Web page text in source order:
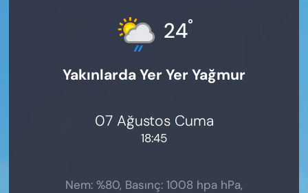
24°
Yakınlarda Yer Yer Yağmur
07 Ağustos Cuma
18:45
Nem: %80, Basınç: 1008 hpa hPa,
SPOR
ÖZEL HABER